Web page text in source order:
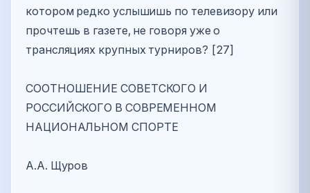
котором редко услышишь по телевизору или
прочтешь в газете, не говоря уже о
трансляциях крупных турниров? [27]
СООТНОШЕНИЕ СОВЕТСКОГО И
РОССИЙСКОГО В СОВРЕМЕННОМ
НАЦИОНАЛЬНОМ СПОРТЕ
А.А. Щуров